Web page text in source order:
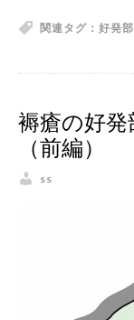
関連タグ： 好発
褥瘡の好発
（前編）
ss